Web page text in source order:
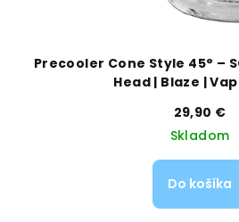
Precooler Cone Style 45° –
Head | Blaze |
29,90 €
Skladom
Do košíka